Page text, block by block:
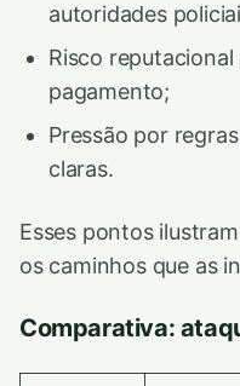
autoridades
Risco
pagamento;
Pressão por
claras.
Esses pontos
os caminhos que as
Comparativa: